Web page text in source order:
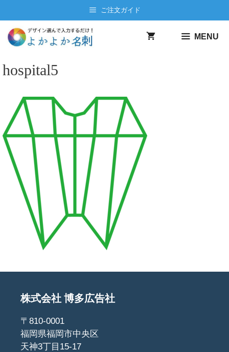
ン
へ
ご注文ガイド
MENU
hospital5
株式会社 博多広告社
〒810-0001
福岡県福岡市中央区
天神3丁目15-17